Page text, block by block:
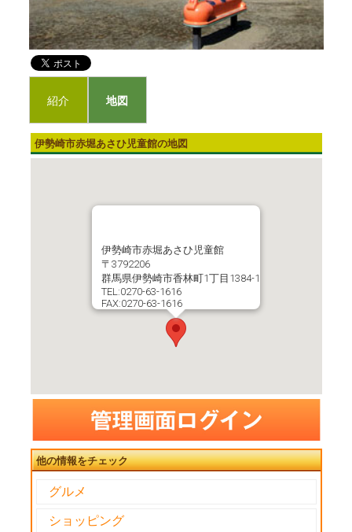
紹介 地図
伊勢崎市赤堀あさひ児童館の地図
伊勢崎市赤堀あさひ児童館
〒3792206
群馬県伊勢崎市香林町1丁目1384-1
TEL:0270-63-1616
FAX:0270-63-1616
他の情報をチェック
グルメ
ショッピング